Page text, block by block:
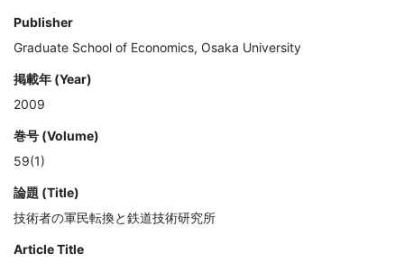
Publisher
Graduate School of Economics, Osaka University
掲載年 (Year)
2009
巻号 (Volume)
59(1)
論題 (Title)
技術者の軍民転換と鉄道技術研究所
Article Title